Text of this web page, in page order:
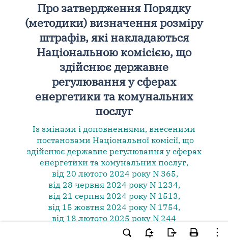
Про затвердження Порядку
(методики) визначення розміру
штрафів, які накладаються
Національною комісією, що
здійснює державне
регулювання у сферах
енергетики та комунальних
послуг
Із змінами і доповненнями, внесеними
постановами Національної комісії, що
здійснює державне регулювання у сферах
енергетики та комунальних послуг,
від 20 лютого 2024 року N 365,
від 28 червня 2024 року N 1234,
від 21 серпня 2024 року N 1513,
від 15 жовтня 2024 року N 1754,
від 18 лютого 2025 року N 244
(яка застосовується в частині розрахунку
розміру штрафів за порушення